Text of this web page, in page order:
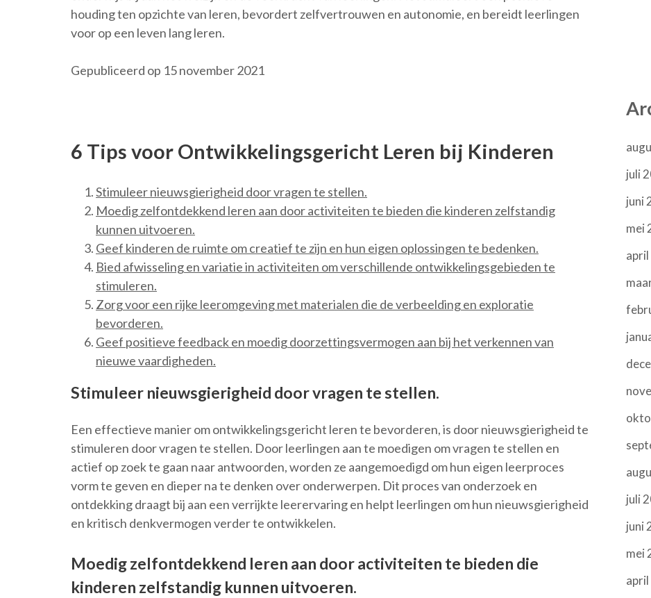
houding ten opzichte van leren, bevordert zelfvertrouwen en autonomie, en bereidt leerlingen
voor op een leven lang leren.
Gepubliceerd op 15 november 2021
6 Tips voor Ontwikkelingsgericht Leren bij Kinderen
Stimuleer nieuwsgierigheid door vragen te stellen.
Moedig zelfontdekkend leren aan door activiteiten te bieden die kinderen zelfstandig
kunnen uitvoeren.
Geef kinderen de ruimte om creatief te zijn en hun eigen oplossingen te bedenken.
Bied afwisseling en variatie in activiteiten om verschillende ontwikkelingsgebieden te
stimuleren.
Zorg voor een rijke leeromgeving met materialen die de verbeelding en exploratie
bevorderen.
Geef positieve feedback en moedig doorzettingsvermogen aan bij het verkennen van
nieuwe vaardigheden.
Stimuleer nieuwsgierigheid door vragen te stellen.
Een effectieve manier om ontwikkelingsgericht leren te bevorderen, is door nieuwsgierigheid te
stimuleren door vragen te stellen. Door leerlingen aan te moedigen om vragen te stellen en
actief op zoek te gaan naar antwoorden, worden ze aangemoedigd om hun eigen leerproces
vorm te geven en dieper na te denken over onderwerpen. Dit proces van onderzoek en
ontdekking draagt bij aan een verrijkte leerervaring en helpt leerlingen om hun nieuwsgierigheid
en kritisch denkvermogen verder te ontwikkelen.
Moedig zelfontdekkend leren aan door activiteiten te bieden die
kinderen zelfstandig kunnen uitvoeren.
juli
juni
mei
juli
juni
mei